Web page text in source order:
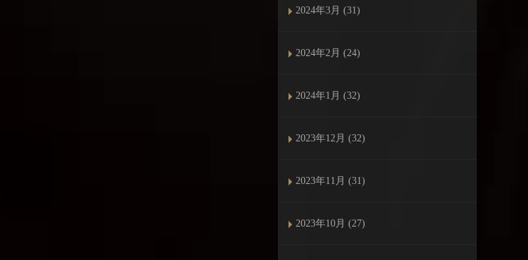
2024年3月 (31)
2024年2月 (24)
2024年1月 (32)
2023年12月 (32)
2023年11月 (31)
2023年10月 (27)